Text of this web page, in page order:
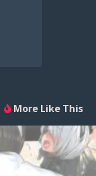
More Like This